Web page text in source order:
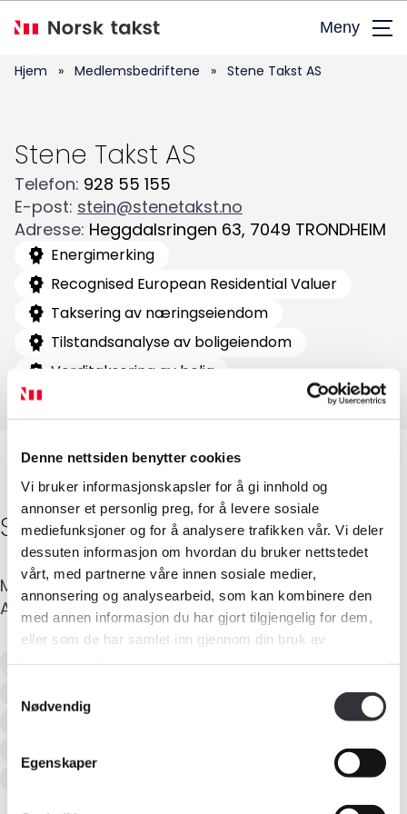
Denne nettsiden benytter cookies
Vi bruker informasjonskapsler for å gi innhold og
annonser et personlig preg, for å levere sosiale
mediefunksjoner og for å analysere trafikken vår. Vi deler
dessuten informasjon om hvordan du bruker nettstedet
vårt, med partnerne våre innen sosiale medier,
annonsering og analysearbeid, som kan kombinere den
med annen informasjon du har gjort tilgjengelig for dem,
eller som de har samlet inn gjennom din bruk av
Nødvendig
Egenskaper
hovedinnhold
Meny
Søk
etter:
Medlemskap
Forbruker
Hjem » Medlemsbedriftene » Stene Takst AS
Stene Takst AS
Telefon: 928 55 155
E-post: stein@stenetakst.no
Adresse: Heggdalsringen 63, 7049 TRONDHEIM
Energimerking
Recognised European Residential Valuer
Taksering av næringseiendom
Tilstandsanalyse av boligeiendom
Verditaksering av bolig
Stein Roger Stene
Mobil: 928 55 155E-post: stein@stenetakst.no
Adresse: Heggdalsringen 63, 7049 TRONDHEIM
Verditaksering av bolig
Recognised European Residential Valuer